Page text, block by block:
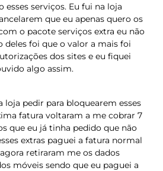
serviços. Eu fui na loja
que eu apenas quero os
o pacote serviços extra eu não
deles foi que o valor a mais foi
dos sites e eu fiquei
algo assim.
loja pedir para bloquearem esses
fatura voltaram a me cobrar 7
que eu já tinha pedido que não
extras paguei a fatura normal
retiraram me os dados
móveis sendo que eu paguei a